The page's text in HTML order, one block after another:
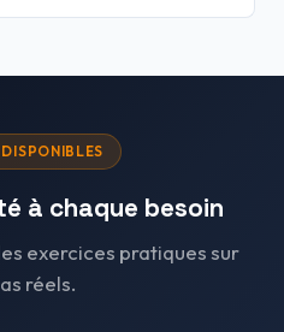
à chaque besoin
exercices pratiques sur
réels.